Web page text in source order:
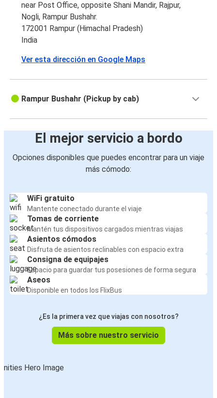
near Post Office, opposite Shani Mandir, Rajpur,
Nogli, Rampur Bushahr.
172001 Rampur (Himachal Pradesh)
India
Ver esta dirección en Google Maps
Rampur Bushahr (Pickup by cab)
El mejor servicio a bordo
Opciones disponibles que puedes encontrar para un viaje
más cómodo:
WiFi gratuito
Mantente conectado durante el viaje
Tomas de corriente
Mantén tus dispositivos cargados mientras viajas
Asientos cómodos
Disfruta de asientos reclinables con espacio extra
Consigna de equipajes
Espacio para guardar tus posesiones de forma segura
Aseos
Disponible en todos los FlixBus
¿Es la primera vez que viajas con nosotros?
Más sobre nuestro servicio